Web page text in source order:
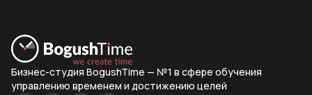
Бизнес-студия BogushTime — №1 в сфере обучения
управлению временем и достижению целей